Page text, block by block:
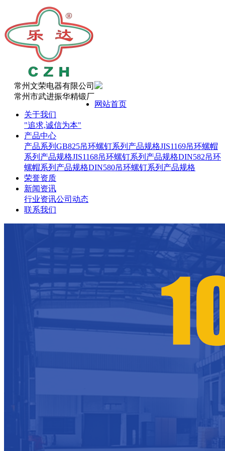
常州文荣电器有限公司
常州市武进振华精锻厂
网站首页
关于我们
"追求,诚信为本"
产品中心
产品系列 GB825吊环螺钉系列产品规格JIS1169吊环螺帽
系列产品规格JIS1168吊环螺钉系列产品规格DIN582吊环
螺帽系列产品规格DIN580吊环螺钉系列产品规格
荣誉资质
新闻资讯
行业资讯公司动态
联系我们